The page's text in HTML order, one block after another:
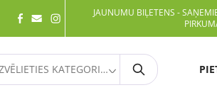
JAUNUMU BIĻETENS -
KATEGORIJU Meklēt